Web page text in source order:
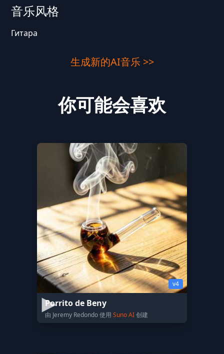
音乐风格
Гитара
生成新的AI音乐 >>
你可能会喜欢
v4
Porrito de Beny
由 Jeremy Redondo 使用 Suno AI创建